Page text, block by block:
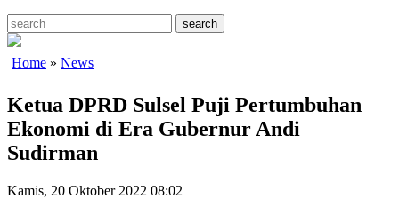
Home » News
Ketua DPRD Sulsel Puji Pertumbuhan
Ekonomi di Era Gubernur Andi
Sudirman
Kamis, 20 Oktober 2022 08:02